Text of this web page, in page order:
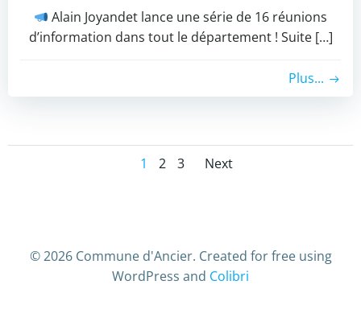
Alain Joyandet lance une série de 16 réunions
d’information dans tout le département ! Suite […]
Plus...
Posts
Page
1 Page
2 Page
3
Posts
Next
© 2026 Commune d'Ancier. Created for free using
WordPress and Colibri